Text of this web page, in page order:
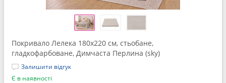
Покривало Лелека 180x220 см, стьобане,
гладкофарбоване, Димчаста Перлина (sky)
Залишити відгук
Є в наявності